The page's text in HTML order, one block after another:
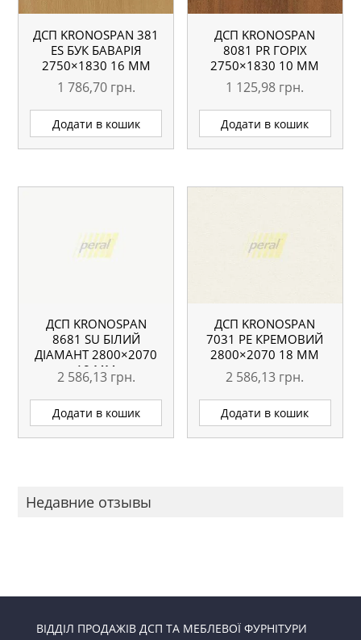
ДСП KRONOSPAN 381
ES БУК БАВАРІЯ
2750×1830 16 ММ
1 786,70 грн.
Додати в кошик
ДСП KRONOSPAN
8081 PR ГОРІХ
2750×1830 10 ММ
1 125,98 грн.
Додати в кошик
ДСП KRONOSPAN
8681 SU БІЛИЙ
ДІАМАНТ 2800×2070
18 ММ
2 586,13 грн.
Додати в кошик
ДСП KRONOSPAN
7031 РЕ КРЕМОВИЙ
2800×2070 18 ММ
2 586,13 грн.
Додати в кошик
Недавние отзывы
ВІДДІЛ ПРОДАЖІВ ДСП ТА МЕБЛЕВОЇ ФУРНІТУРИ